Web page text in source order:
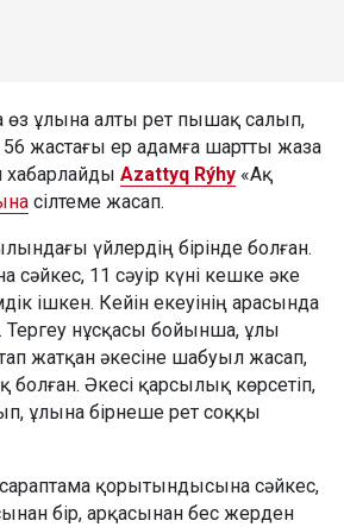
ұлына алты рет пышақ салып,
56 жастағы ер адамға шартты жаза
хабарлайды Azattyq Rýhy «Ақ
сілтеме жасап.
үйлердің бірінде болған.
сәйкес, 11 сәуір күні кешке әке
ішкен. Кейін екеуінің арасында
Тергеу нұсқасы бойынша, ұлы
жатқан әкесіне шабуыл жасап,
Әкесі қарсылық көрсетіп,
ұлына бірнеше рет соққы
қорытындысына сәйкес,
бір, арқасынан бес жерден